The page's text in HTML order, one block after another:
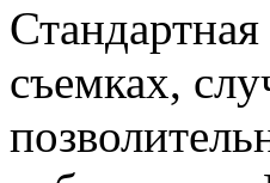
съемках,